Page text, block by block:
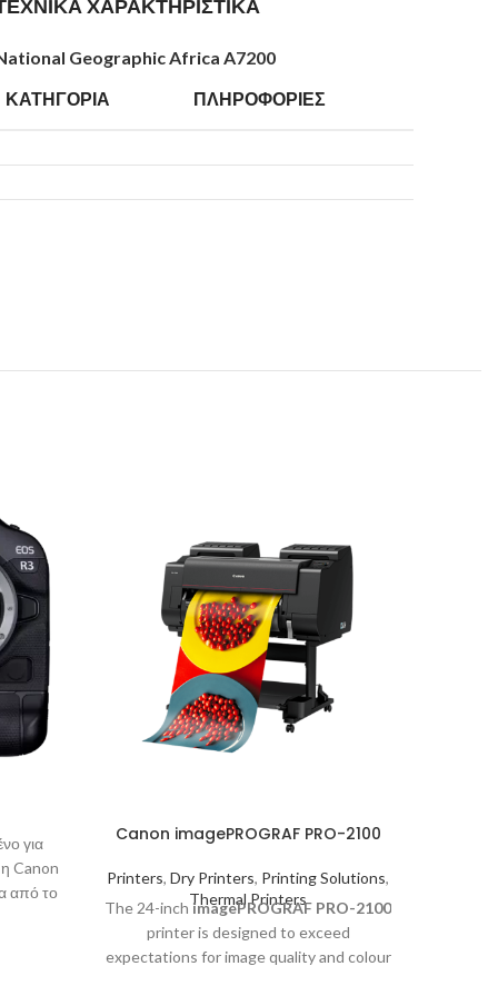
ΧΑΡΑΚΤΗΡΙΣΤΙΚΑ
Geographic Africa A7200
ΚΑΤΗΓΟΡΙΑ ΠΛΗΡΟΦΟΡΙΕΣ
για
η Canon
από το
Canon imagePROGRAF PRO-2100
Printers, Dry Printers, Printing Solutions,
Thermal Printers
The 24-inch imagePROGRAF PRO-2100
printer is designed to exceed
expectations for image quality and colour